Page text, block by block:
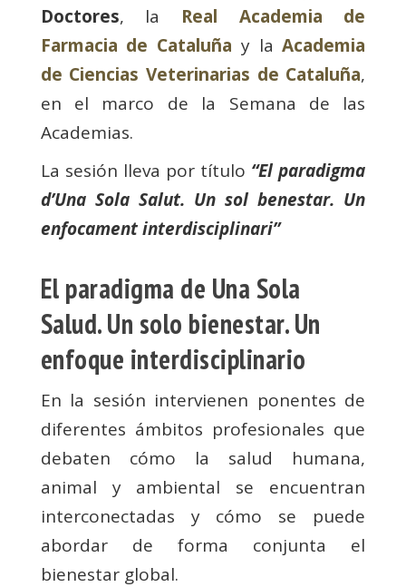
Doctores, la Real Academia de
Farmacia de Cataluña y laAcademia
de Ciencias Veterinarias de Cataluña,
en el marco de la Semana de las
Academias.
La sesión lleva por título “El paradigma
d’Una Sola Salut. Un sol benestar. Un
enfocament interdisciplinari”
El paradigma de Una Sola
Salud. Un solo bienestar. Un
enfoque interdisciplinario
En la sesión intervienen ponentes de
diferentes ámbitos profesionales que
debaten cómo la salud humana,
animal y ambiental se encuentran
interconectadas y cómo se puede
abordar de forma conjunta el
bienestar global.